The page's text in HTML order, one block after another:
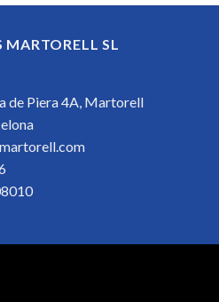
MARTORELL SL
de Piera 4A, Martorell